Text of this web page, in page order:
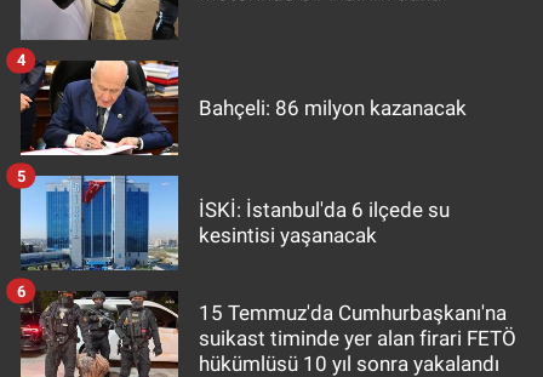
Bahçeli: 86 milyon kazanacak
4
İSKİ: İstanbul'da 6 ilçede su
kesintisi yaşanacak
5
15 Temmuz'da Cumhurbaşkanı'na
suikast timinde yer alan firari FETÖ
hükümlüsü 10 yıl sonra yakalandı
6